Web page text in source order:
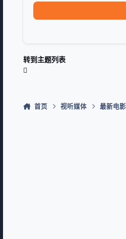
转到主题列表
首页 视听媒体 最新电影